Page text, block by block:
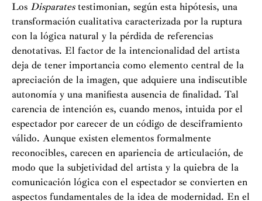
Los Disparatestestimonian, según esta hipótesis, una
transformación cualitativa caracterizada por la ruptura
con la lógica natural y la pérdida de referencias
denotativas. El factor de la intencionalidad del artista
deja de tener importancia como elemento central de la
apreciación de la imagen, que adquiere una indiscutible
autonomía y una manifiesta ausencia de finalidad. Tal
carencia de intención es, cuando menos, intuida por el
espectador por carecer de un código de desciframiento
válido. Aunque existen elementos formalmente
reconocibles, carecen en apariencia de articulación, de
modo que la subjetividad del artista y la quiebra de la
comunicación lógica con el espectador se convierten en
aspectos fundamentales de la idea de modernidad. En el